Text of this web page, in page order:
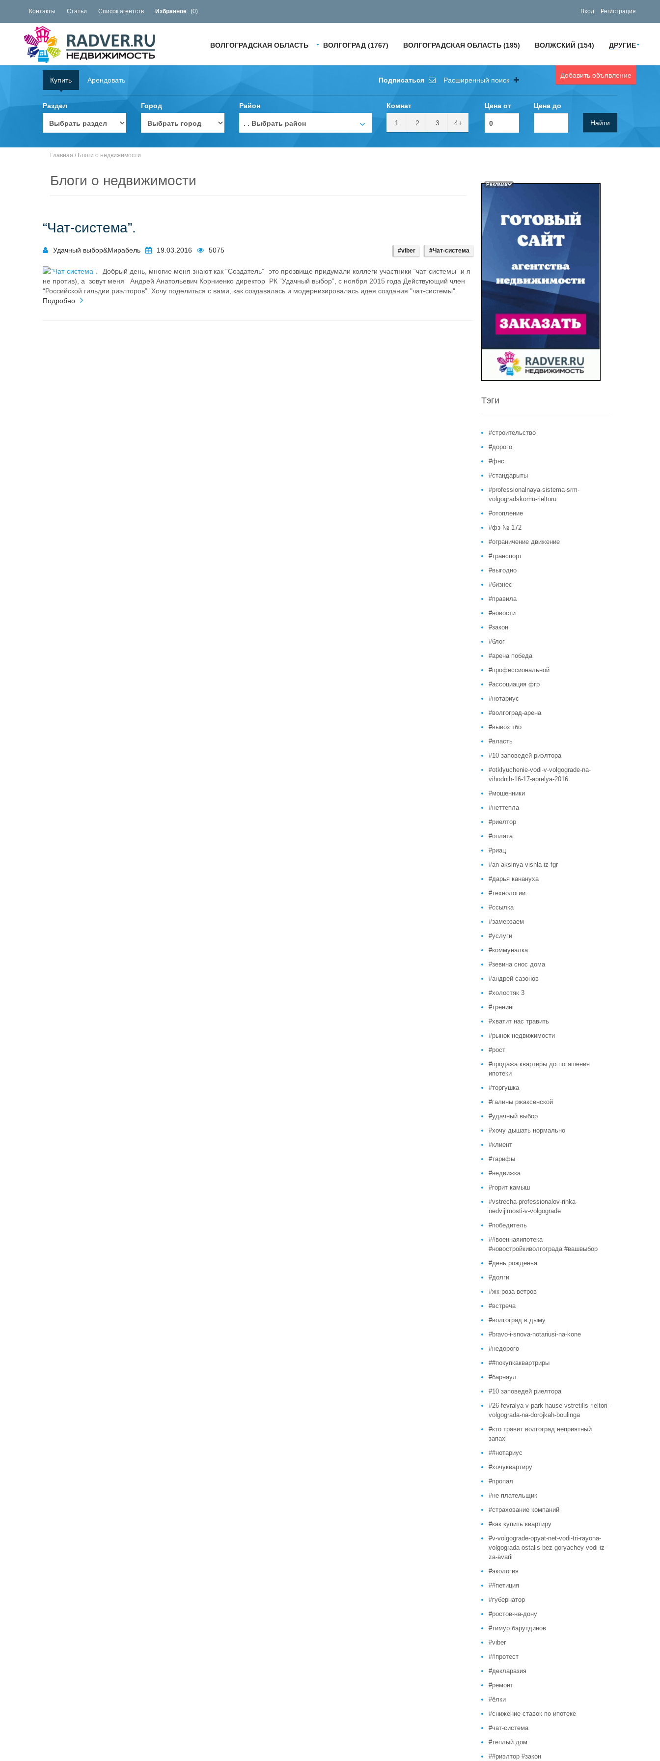
Контакты Статьи Список агентств Избранное (0) Вход Регистрация
ВОЛГОГРАДСКАЯ ОБЛАСТЬ ВОЛГОГРАД (1767) ВОЛГОГРАДСКАЯ ОБЛАСТЬ (195) ВОЛЖСКИЙ (154) ДРУГИЕ
Добавить объявление
Купить Арендовать Подписаться Расширенный поиск
Раздел Город Район
. . Выбрать район
Комнат
1 2 3 4+
Цена от Цена до
Найти
Главная / Блоги о недвижимости
Блоги о недвижимости
“Чат-система”.
Удачный выбор&Мирабель 19.03.2016 5075 #viber #Чат-система
Добрый день, многие меня знают как “Создатель” -это прозвище придумали коллеги участники “чат-системы” и я
не против), а зовут меня Андрей Анатольевич Корниенко директор РК ”Удачный выбор”, с ноября 2015 года Действующий член
“Российской гильдии риэлторов”. Хочу поделиться с вами, как создавалась и модернизировалась идея создания "чат-системы".
Подробно
Реклама
Тэги
#строительство
#дорого
#фнс
#стандарыты
#professionalnaya-sistema-srm-
volgogradskomu-rieltoru
#отопление
#фз № 172
#ограничение движение
#транспорт
#выгодно
#бизнес
#правила
#новости
#закон
#блог
#арена победа
#профессиональной
#ассоциация фгр
#нотариус
#волгоград-арена
#вывоз тбо
#власть
#10 заповедей риэлтора
#otklyuchenie-vodi-v-volgograde-na-
vihodnih-16-17-aprelya-2016
#мошенники
#неттепла
#риелтор
#оплата
#риац
#an-aksinya-vishla-iz-fgr
#дарья канануха
#технологии.
#ссылка
#замерзаем
#услуги
#коммуналка
#зевина снос дома
#андрей сазонов
#холостяк 3
#тренинг
#хватит нас травить
#рынок недвижимости
#рост
#продажа квартиры до погашения
ипотеки
#торгушка
#галины ржаксенской
#удачный выбор
#хочу дышать нормально
#клиент
#тарифы
#недвижка
#горит камыш
#vstrecha-professionalov-rinka-
nedvijimosti-v-volgograde
#победитель
##военнаяипотека
#новостройкиволгограда #вашвыбор
#день рожденья
#долги
#жк роза ветров
#встреча
#волгоград в дыму
#bravo-i-snova-notariusi-na-kone
#недорого
##покупкаквартриры
#барнаул
#10 заповедей риелтора
#26-fevralya-v-park-hause-vstretilis-rieltori-
volgograda-na-dorojkah-boulinga
#кто травит волгоград неприятный
запах
##нотариус
#хочуквартиру
#пропал
#не плательщик
#страхование компаний
#как купить квартиру
#v-volgograde-opyat-net-vodi-tri-rayona-
volgograda-ostalis-bez-goryachey-vodi-iz-
za-avarii
#экология
##петиция
#губернатор
#ростов-на-дону
#тимур барутдинов
#viber
##протест
#декларазия
#ремонт
#ёлки
#снижение ставок по ипотеке
#чат-система
#теплый дом
##риэлтор #закон